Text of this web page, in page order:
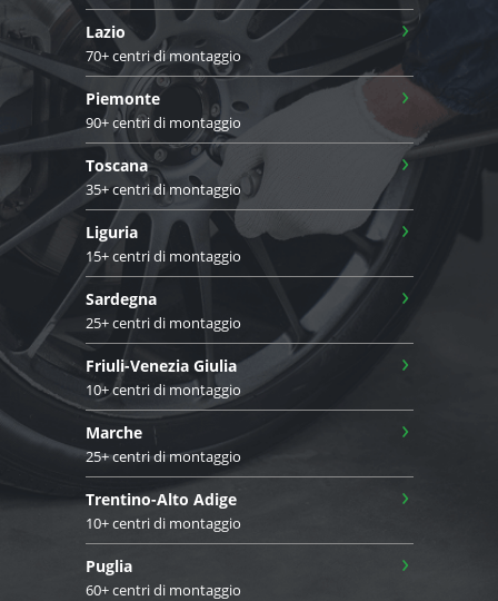
Lazio
70+ centri di montaggio
›
Piemonte
90+ centri di montaggio
›
Toscana
35+ centri di montaggio
›
Liguria
15+ centri di montaggio
›
Sardegna
25+ centri di montaggio
›
Friuli-Venezia Giulia
10+ centri di montaggio
›
Marche
25+ centri di montaggio
›
Trentino-Alto Adige
10+ centri di montaggio
›
Puglia
60+ centri di montaggio
›